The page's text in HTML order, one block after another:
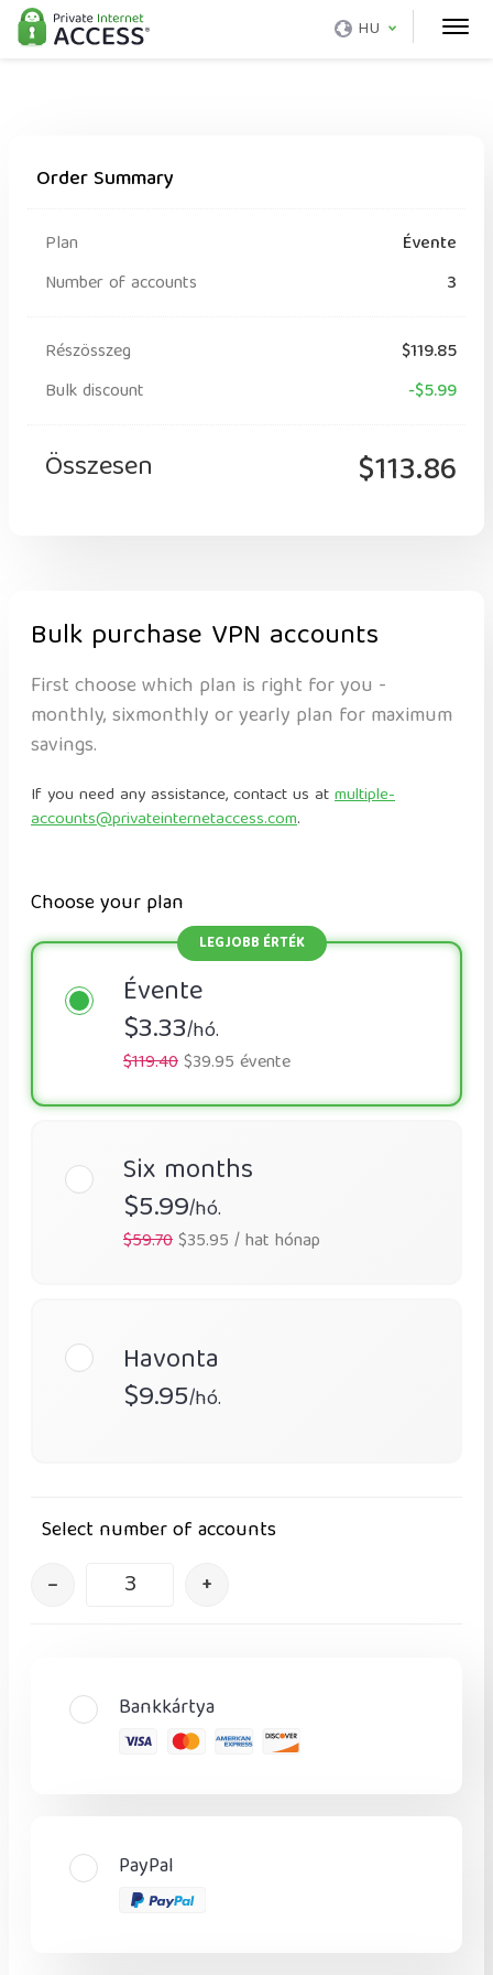
HU
Order Summary
Plan
Évente
Number of accounts
3
Részösszeg
$119.85
Bulk discount
-$5.99
Összesen $113.86
Bulk purchase VPN accounts
First choose which plan is right for you -
monthly, sixmonthly or yearly plan for maximum
savings.
If you need any assistance, contact us atmultiple-
accounts@privateinternetaccess.com.
Choose your plan
Évente
$3.33/hó.
$119.40$39.95 évente
Six months
$5.99/hó.
$59.70$35.95 / hat hónap
Havonta
$9.95/hó.
Select number of accounts
– +
Bankkártya
PayPal